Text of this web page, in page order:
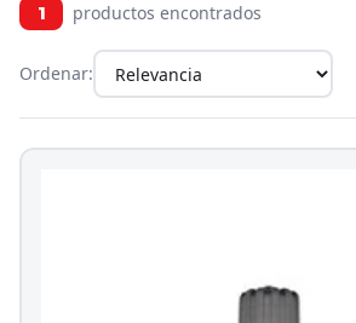
1 productos encontrados
Ordenar: